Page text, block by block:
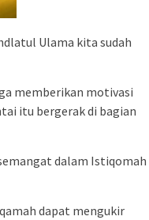
Ulama kita sudah
memberikan motivasi
itu bergerak di bagian
dalam Istiqomah
dapat mengukir